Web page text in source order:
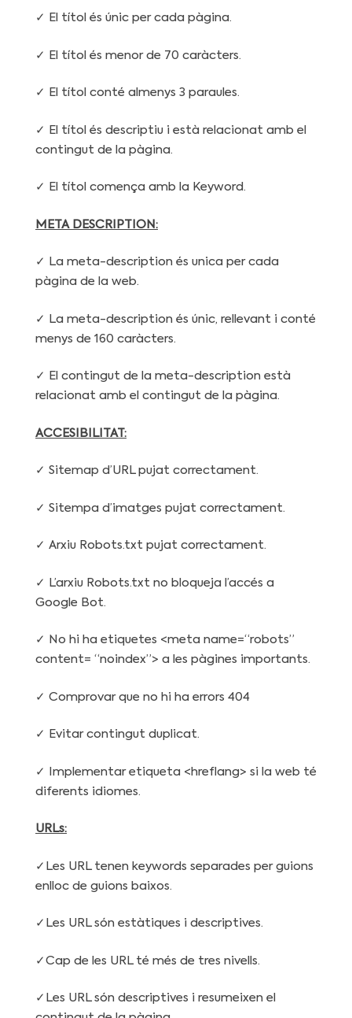
✓ El títol és únic per cada pàgina.
✓ El títol és menor de 70 caràcters.
✓ El títol conté almenys 3 paraules.
✓ El títol és descriptiu i està relacionat amb el
contingut de la pàgina.
✓ El títol comença amb la Keyword.
META DESCRIPTION:
✓ La meta-description és unica per cada
pàgina de la web.
✓ La meta-description és únic, rellevant i conté
menys de 160 caràcters.
✓ El contingut de la meta-description està
relacionat amb el contingut de la pàgina.
ACCESIBILITAT:
✓ Sitemap d’URL pujat correctament.
✓ Sitempa d’imatges pujat correctament.
✓ Arxiu Robots.txt pujat correctament.
✓ L’arxiu Robots.txt no bloqueja l’accés a
Google Bot.
✓ No hi ha etiquetes <meta name=“robots”
content= “noindex”> a les pàgines importants.
✓ Comprovar que no hi ha errors 404
✓ Evitar contingut duplicat.
✓ Implementar etiqueta <hreflang> si la web té
diferents idiomes.
URLs:
✓Les URL tenen keywords separades per guions
enlloc de guions baixos.
✓Les URL són estàtiques i descriptives.
✓Cap de les URL té més de tres nivells.
✓Les URL són descriptives i resumeixen el